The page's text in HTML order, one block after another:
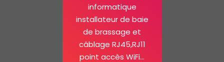
informatique
installateur de baie
de brassage et
câblage RJ45,RJ11
point accès WiFi…